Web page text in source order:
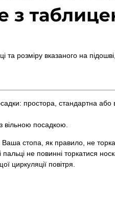
та розміру вказаного на
простора, стандартна або
вільною посадкою.
стопа, як правило, не
не повинні торкатися
циркуляції повітря.